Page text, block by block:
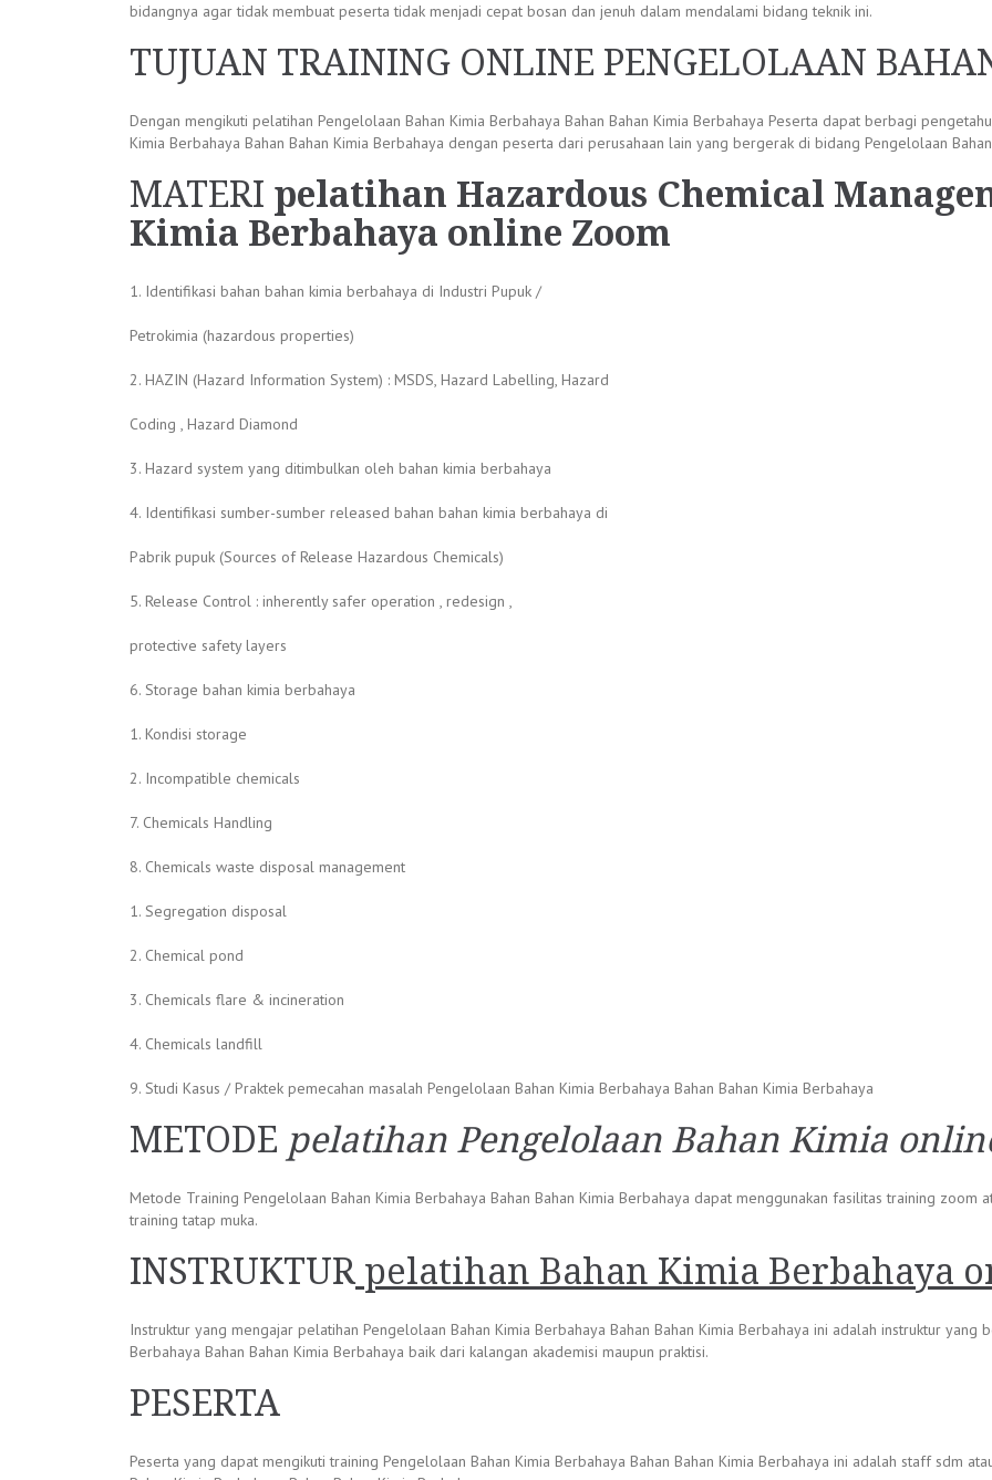
bidangnya agar tidak membuat peserta tidak menjadi cepat bosan dan jenuh dalam mendalami bidang teknik ini.
TUJUAN TRAINING ONLINE PENGELOLAAN
Dengan mengikuti pelatihan Pengelolaan Bahan Kimia Berbahaya Bahan Bahan Kimia Berbahaya Peserta dapat berbagi
Kimia Berbahaya Bahan Bahan Kimia Berbahaya dengan peserta dari perusahaan lain yang bergerak di bidang Pengelolaan
MATERI pelatihan Hazardous Chemical
Kimia Berbahaya online Zoom
1. Identifikasi bahan bahan kimia berbahaya di Industri Pupuk /
Petrokimia (hazardous properties)
2. HAZIN (Hazard Information System) : MSDS, Hazard Labelling, Hazard
Coding , Hazard Diamond
3. Hazard system yang ditimbulkan oleh bahan kimia berbahaya
4. Identifikasi sumber-sumber released bahan bahan kimia berbahaya di
Pabrik pupuk (Sources of Release Hazardous Chemicals)
5. Release Control : inherently safer operation , redesign ,
protective safety layers
6. Storage bahan kimia berbahaya
1. Kondisi storage
2. Incompatible chemicals
7. Chemicals Handling
8. Chemicals waste disposal management
1. Segregation disposal
2. Chemical pond
3. Chemicals flare & incineration
4. Chemicals landfill
9. Studi Kasus / Praktek pemecahan masalah Pengelolaan Bahan Kimia Berbahaya Bahan Bahan Kimia Berbahaya
METODE pelatihan Pengelolaan Bahan Kimia
Metode Training Pengelolaan Bahan Kimia Berbahaya Bahan Bahan Kimia Berbahaya dapat menggunakan fasilitas training
training tatap muka.
INSTRUKTUR pelatihan Bahan Kimia Berbahaya
Instruktur yang mengajar pelatihan Pengelolaan Bahan Kimia Berbahaya Bahan Bahan Kimia Berbahaya ini adalah instruktur
Berbahaya Bahan Bahan Kimia Berbahaya baik dari kalangan akademisi maupun praktisi.
PESERTA
Peserta yang dapat mengikuti training Pengelolaan Bahan Kimia Berbahaya Bahan Bahan Kimia Berbahaya ini adalah staff sdm